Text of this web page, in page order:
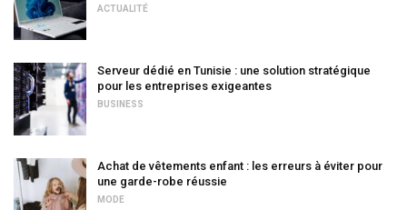
ACTUALITÉ
Serveur dédié en Tunisie : une solution stratégique
pour les entreprises exigeantes
BUSINESS
Achat de vêtements enfant : les erreurs à éviter pour
une garde-robe réussie
MODE